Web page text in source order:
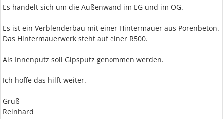
Es handelt sich um die Außenwand im EG und im OG.
Es ist ein Verblenderbau mit einer Hintermauer aus Porenbeton.
Das Hintermauerwerk steht auf einer R500.
Als Innenputz soll Gipsputz genommen werden.
Ich hoffe das hilft weiter.
Gruß
Reinhard